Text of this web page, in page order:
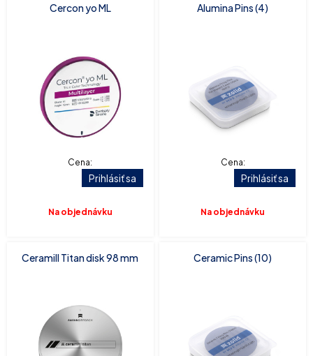
Cercon yo ML
Cena:
Prihlásiť sa
Na objednávku
Alumina Pins (4)
Cena:
Prihlásiť sa
Na objednávku
Ceramill Titan disk 98 mm Ceramic Pins (10)